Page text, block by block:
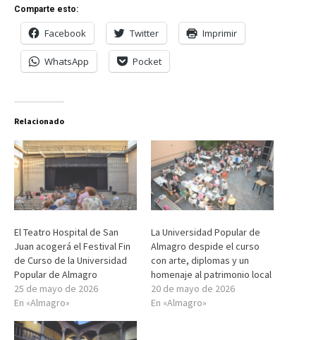
Comparte esto:
Facebook Twitter Imprimir
WhatsApp Pocket
Relacionado
El Teatro Hospital de San
Juan acogerá el Festival Fin
de Curso de la Universidad
Popular de Almagro
25 de mayo de 2026
En «Almagro»
La Universidad Popular de
Almagro despide el curso
con arte, diplomas y un
homenaje al patrimonio local
20 de mayo de 2026
En «Almagro»